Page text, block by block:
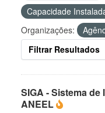
Capacidade
Organizações:
Filtrar Resultados
SIGA - Sistema
ANEEL